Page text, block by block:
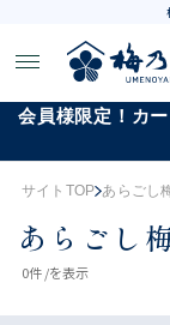
会員様限定！カ
サイトTOP あらごし
あらごし
0件 /を表示